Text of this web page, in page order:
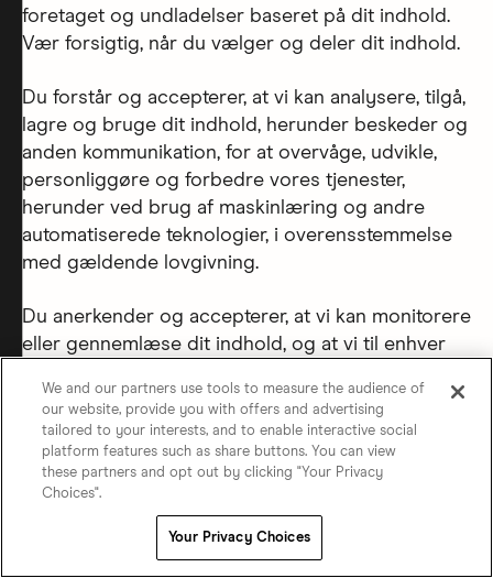
foretaget og undladelser baseret på dit indhold.
Vær forsigtig, når du vælger og deler dit indhold.
Du forstår og accepterer, at vi kan analysere, tilgå,
lagre og bruge dit indhold, herunder beskeder og
anden kommunikation, for at overvåge, udvikle,
personliggøre og forbedre vores tjenester,
herunder ved brug af maskinlæring og andre
automatiserede teknologier, i overensstemmelse
med gældende lovgivning.
Du anerkender og accepterer, at vi kan monitorere
eller gennemlæse dit indhold, og at vi til enhver
begrænse, blokere eller forhindre adgang til
hvilket som helst af dit indhold. Er dit indhold
forbudt i henhold til lovgivningen i en jurisdiktion,
hvor vores tjenester er tilgængelige, kan vi fjerne
opholder dig. Derudover forstår og accepterer
du, at vi ikke har nogen pligt til at vise eller
We and our partners use tools to measure the audience of
our website, provide you with offers and advertising
tailored to your interests, and to enable interactive social
platform features such as share buttons. You can view
these partners and opt out by clicking "Your Privacy
Choices".
Your Privacy Choices